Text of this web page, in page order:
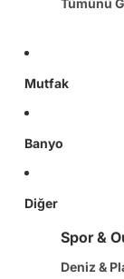
Tümünü
Mutfak
Banyo
Diğer
Spor &
Deniz &